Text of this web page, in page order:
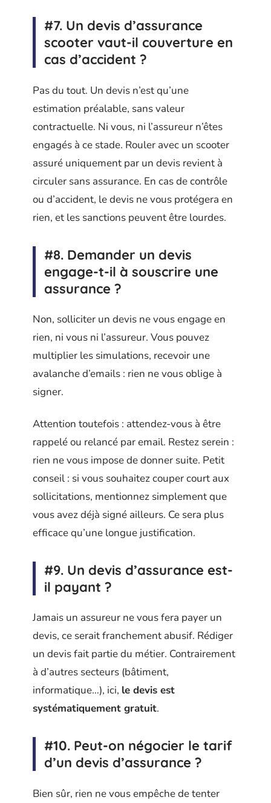
#7. Un devis d’assurance
scooter vaut-il couverture en
cas d’accident ?
Pas du tout. Un devis n’est qu’une
estimation préalable, sans valeur
contractuelle. Ni vous, ni l’assureur n’êtes
engagés à ce stade. Rouler avec un scooter
assuré uniquement par un devis revient à
circuler sans assurance. En cas de contrôle
ou d’accident, le devis ne vous protégera en
rien, et les sanctions peuvent être lourdes.
#8. Demander un devis
engage-t-il à souscrire une
assurance ?
Non, solliciter un devis ne vous engage en
rien, ni vous ni l’assureur. Vous pouvez
multiplier les simulations, recevoir une
avalanche d’emails : rien ne vous oblige à
signer.
Attention toutefois : attendez-vous à être
rappelé ou relancé par email. Restez serein :
rien ne vous impose de donner suite. Petit
conseil : si vous souhaitez couper court aux
sollicitations, mentionnez simplement que
vous avez déjà signé ailleurs. Ce sera plus
efficace qu’une longue justification.
#9. Un devis d’assurance est-
il payant ?
Jamais un assureur ne vous fera payer un
devis, ce serait franchement abusif. Rédiger
un devis fait partie du métier. Contrairement
à d’autres secteurs (bâtiment,
informatique…), ici, le devis est
systématiquement gratuit.
#10. Peut-on négocier le tarif
d’un devis d’assurance ?
Bien sûr, rien ne vous empêche de tenter